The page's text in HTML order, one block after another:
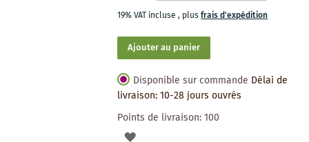
19% VAT incluse, plusfrais d'expédition
Ajouter au panier
Disponible sur commande Délai de
livraison: 10-28 jours ouvrés
Points de livraison:100
AJOUTER